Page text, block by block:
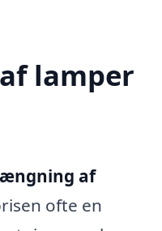
lamper
af
ofte en